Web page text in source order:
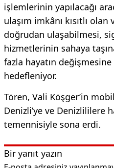
işlemlerinin yapılacağı
ulaşım imkânı kısıtlı olan
doğrudan ulaşabilmesi,
hizmetlerinin sahaya
fazla hayatın
hedefleniyor.
Tören, Vali Köşger’in
Denizli’ye ve Denizlililere
temennisiyle sona erdi.
Bir yanıt yazın